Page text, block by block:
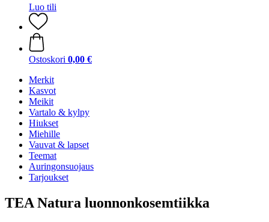
Luo tili
Ostoskori 0,00 €
Merkit
Kasvot
Meikit
Vartalo & kylpy
Hiukset
Miehille
Vauvat & lapset
Teemat
Auringonsuojaus
Tarjoukset
TEA Natura luonnonkosemtiikka